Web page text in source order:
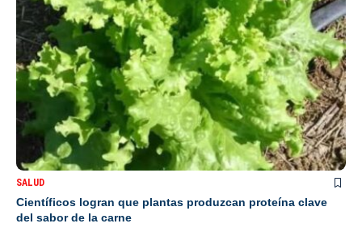
SALUD
Científicos logran que plantas produzcan proteína clave
del sabor de la carne